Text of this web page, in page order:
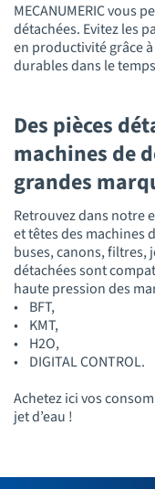
MECANUMERIC vous
détachées. Evitez les
en productivité grâce
durables dans le
Des pièces
machines de
grandes
Retrouvez dans notre
et têtes des machines
buses, canons, filtres,
détachées sont
haute pression des
• BFT,
• KMT,
• H2O,
• DIGITAL CONTROL.
Achetez ici vos
jet d’eau !